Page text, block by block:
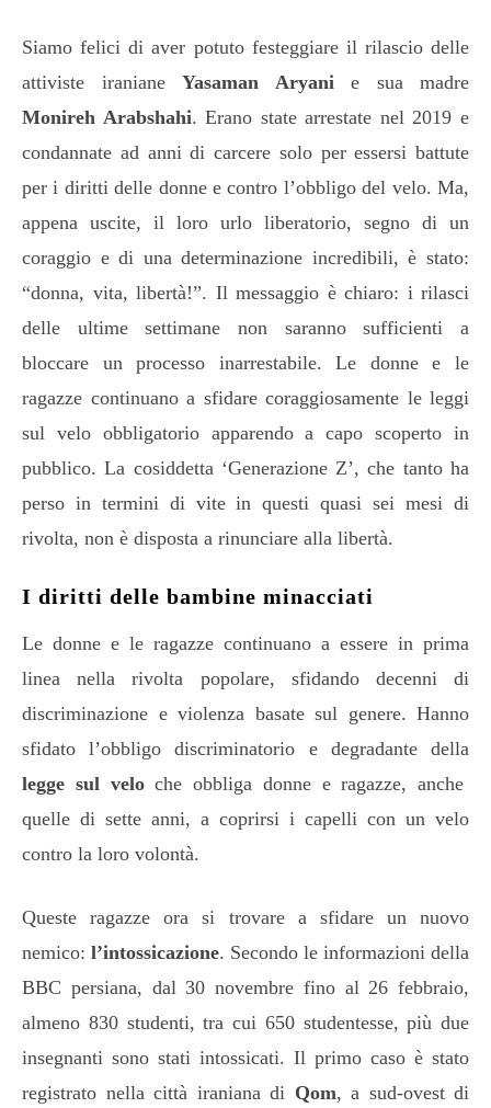
Siamo felici di aver potuto festeggiare il rilascio delle
attiviste iraniane Yasaman Aryani e sua madre
Monireh Arabshahi. Erano state arrestate nel 2019 e
condannate ad anni di carcere solo per essersi battute
per i diritti delle donne e contro l’obbligo del velo. Ma,
appena uscite, il loro urlo liberatorio, segno di un
coraggio e di una determinazione incredibili, è stato:
“donna, vita, libertà!”. Il messaggio è chiaro: i rilasci
delle ultime settimane non saranno sufficienti a
bloccare un processo inarrestabile. Le donne e le
ragazze continuano a sfidare coraggiosamente le leggi
sul velo obbligatorio apparendo a capo scoperto in
pubblico. La cosiddetta ‘Generazione Z’, che tanto ha
perso in termini di vite in questi quasi sei mesi di
rivolta, non è disposta a rinunciare alla libertà.
I diritti delle bambine minacciati
Le donne e le ragazze continuano a essere in prima
linea nella rivolta popolare, sfidando decenni di
discriminazione e violenza basate sul genere. Hanno
sfidato l’obbligo discriminatorio e degradante della
legge sul veloche obbliga donne e ragazze, anche
quelle di sette anni, a coprirsi i capelli con un velo
contro la loro volontà.
Queste ragazze ora si trovare a sfidare un nuovo
nemico: l’intossicazione. Secondo le informazioni della
BBC persiana, dal 30 novembre fino al 26 febbraio,
almeno 830 studenti, tra cui 650 studentesse, più due
insegnanti sono stati intossicati. Il primo caso è stato
registrato nella città iraniana di Qom, a sud-ovest di